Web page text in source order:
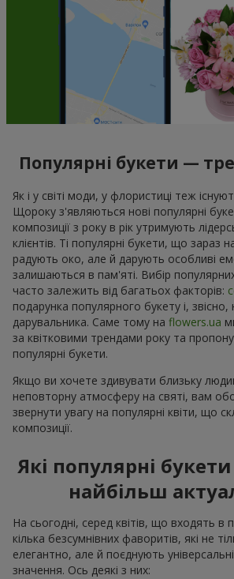
Популярні букети —
Як і у світі моди, у флористиці теж
Щороку з'являються нові популярні
композиції з року в рік утримують
клієнтів. Ті популярні букети, що зараз
радують око, але й дарують особливі
залишаються в пам'яті. Вибір популярних
часто залежить від багатьох факторів:
подарунка популярного букету і,
дарувальника. Саме тому на flowers.ua
за квітковими трендами року та
популярні букети.
Якщо ви хочете здивувати близьку
неповторну атмосферу на святі, вам
звернути увагу на популярні квіти, що
композиції.
Які популярні
найбільш
На сьогодні, серед квітів, що входять в
кілька безсумнівних фаворитів, які не
елегантно, але й поєднують
значення. Ось деякі з них: